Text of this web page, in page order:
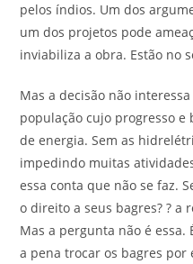
pelos índios. Um dos
um dos projetos pode
inviabiliza a obra. Estão no
Mas a decisão não
população cujo progresso
de energia. Sem as
impedindo muitas
essa conta que não se faz.
o direito a seus bagres? ? a
Mas a pergunta não é essa.
a pena trocar os bagres por